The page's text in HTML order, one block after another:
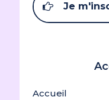
Je
Accueil